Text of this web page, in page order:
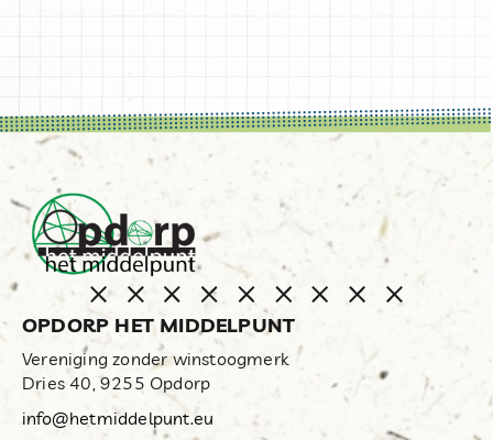
OPDORP HET MIDDELPUNT
Vereniging zonder winstoogmerk
Dries 40, 9255 Opdorp
info@hetmiddelpunt.eu